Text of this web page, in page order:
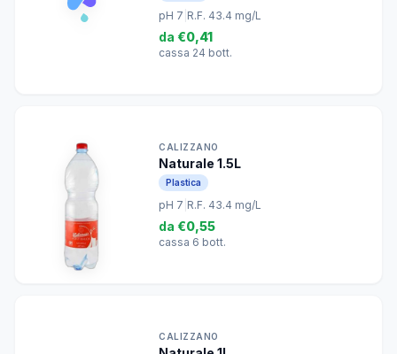
pH 7 R.F. 43.4 mg/L
da €0,41
cassa 24 bott.
CALIZZANO
Naturale 1.5L
Plastica
pH 7 R.F. 43.4 mg/L
da €0,55
cassa 6 bott.
CALIZZANO